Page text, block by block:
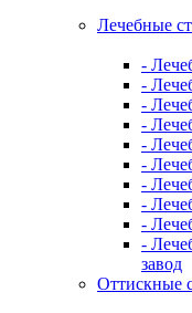
Лечебные
-
-
-
-
-
-
-
-
-
-
завод
Оттискные